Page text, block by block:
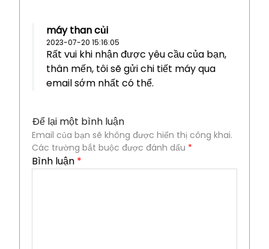
máy than củi
2023-07-20 15:16:05
Rất vui khi nhận được yêu cầu của bạn,
thân mến, tôi sẽ gửi chi tiết máy qua
email sớm nhất có thể.
Để lại một bình luận
Email của bạn sẽ không được hiển thị công khai.
Các trường bắt buộc được đánh dấu *
Bình luận *